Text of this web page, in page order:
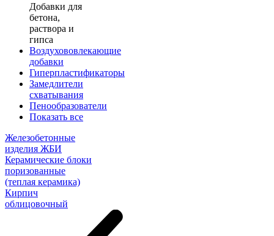
Добавки для
бетона,
раствора и
гипса
Воздухововлекающие
добавки
Гиперпластификаторы
Замедлители
схватывания
Пенообразователи
Показать все
Железобетонные
изделия ЖБИ
Керамические блоки
поризованные
(теплая керамика)
Кирпич
облицовочный